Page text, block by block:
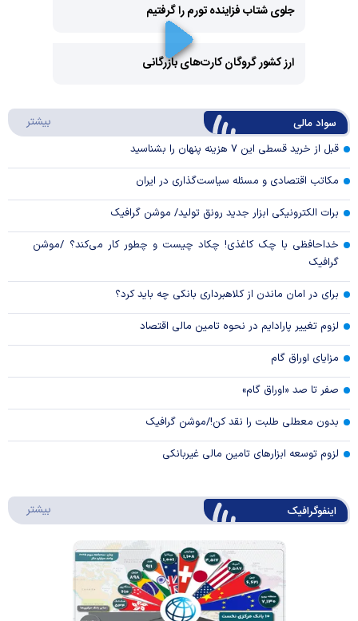
Play
Video
جلوی شتاب فزاینده تورم را گرفتیم
Video
ارز کشور گروگان کارت‌های بازرگانی
سواد مالی بیشتر
قبل از خرید قسطی این ۷ هزینه پنهان را بشناسید
مکاتب اقتصادی و مسئله سیاست‌گذاری در ایران
برات الکترونیکی ابزار جدید رونق تولید/ موشن گرافیک
خداحافظی با چک کاغذی! چکاد چیست و چطور کار می‌کند؟ /موشن
گرافیک
برای در امان ماندن از کلاهبرداری بانکی چه باید کرد؟
لزوم تغییر پارادایم در نحوه تامین مالی اقتصاد
مزایای اوراق گام
صفر تا صد «اوراق گام»
بدون معطلی طلبت را نقد کن!/موشن گرافیک
لزوم توسعه ابزارهای تامین مالی غیربانکی
اینفوگرافیک بیشتر